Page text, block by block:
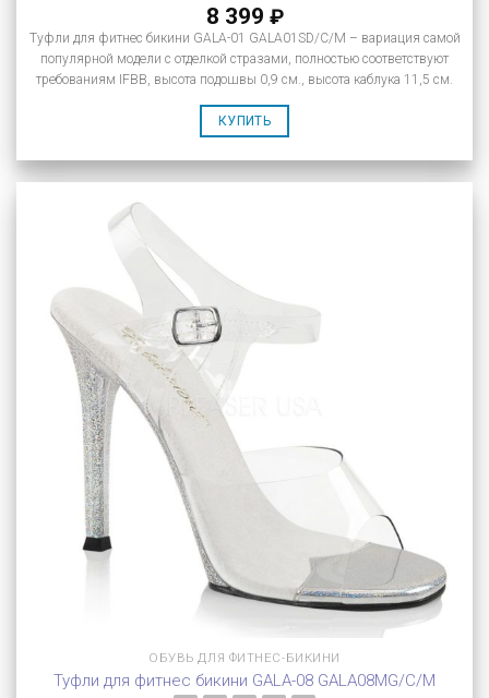
8 399 ₽
Туфли для фитнес бикини GALA-01 GALA01SD/C/M – вариация самой
популярной модели с отделкой стразами, полностью соответствуют
требованиям IFBB, высота подошвы 0,9 см., высота каблука 11,5 см.
КУПИТЬ
ОБУВЬ ДЛЯ ФИТНЕС-БИКИНИ
Туфли для фитнес бикини GALA-08 GALA08MG/C/M